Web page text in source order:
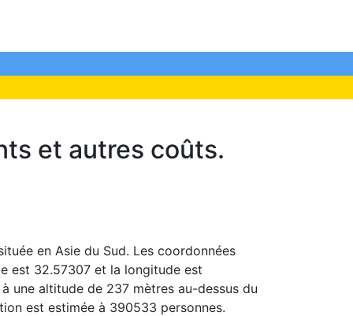
et autres coûts.
en Asie du Sud. Les coordonnées
est 32.57307 et la longitude est
une altitude de 237 mètres au-dessus du
est estimée à 390533 personnes.